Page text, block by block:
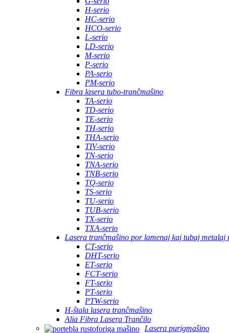
H-serio
HC-serio
HCO-serio
L-serio
LD-serio
M-serio
P-serio
PA-serio
PM-serio
Fibra lasera tubo-tranĉmaŝino
TA-serio
TD-serio
TE-serio
TH-serio
THA-serio
TIV-serio
TN-serio
TNA-serio
TNB-serio
TQ-serio
TS-serio
TU-serio
TUB-serio
TX-serio
TXA-serio
Lasera tranĉmaŝino por lamenaj kaj tubaj metalaj
CT-serio
DHT-serio
ET-serio
FCT-serio
FT-serio
PT-serio
PTW-serio
H-ŝtala lasera tranĉmaŝino
Alia Fibra Lasera Tranĉilo
Lasera purigmaŝino